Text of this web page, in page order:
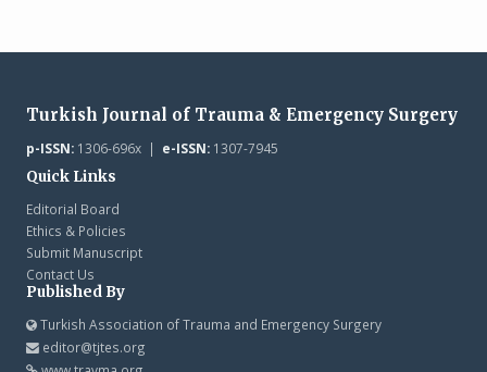
Turkish Journal of Trauma & Emergency Surgery
p-ISSN:1306-696x | e-ISSN:1307-7945
Quick Links
Editorial Board
Ethics & Policies
Submit Manuscript
Contact Us
Published By
Turkish Association of Trauma and Emergency Surgery
editor@tjtes.org